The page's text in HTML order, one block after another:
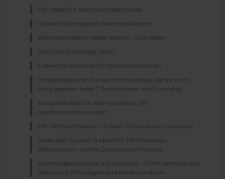
DIY- Ideen für Weihnachtsgeschenke
Gestalte Deine eigene Weihnachtskarte!
Weihnachtsbaum selber basteln- 3 DIY Ideen
DIY Fotos Aufhänger Ideen
6 Ideen für einfache DIY-Osterdekorationen
Fotodekorationen für den Hochzeitssaal, die Ihr noch
nicht gesehen habt! 7 Inspirationen von Colorland
3 originelle Idee für weihnachtliche DIY-
Geschenkverpackungen
DIY Weihnachtsdeko – 3 Video-Tutorials von Colorland
Süßes oder Saures? 5 Ideen für DIY Halloween-
Dekorationen, welche Du noch nicht kennst
Blumendekorationen zur Hochzeit – 5 DYI-Ideen für eine
Deko aus Einmachglas und Konservendosen